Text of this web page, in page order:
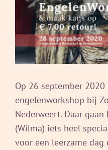
Op 26 september 2020
engelenworkshop bij
Nederweert. Daar
(Wilma) iets heel
voor een leerzame